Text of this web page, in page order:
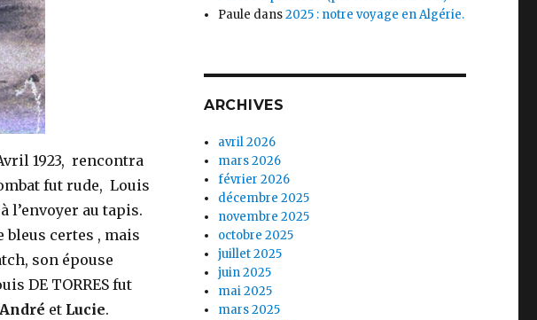
1923, rencontra
fut rude, Louis
l’envoyer au tapis.
certes , mais
son épouse
DE TORRES fut
André et Lucie.
Paule dans2025 : notre voyage en Algérie.
ARCHIVES
avril 2026
mars 2026
février 2026
décembre 2025
novembre 2025
octobre 2025
juillet 2025
juin 2025
mai 2025
mars 2025